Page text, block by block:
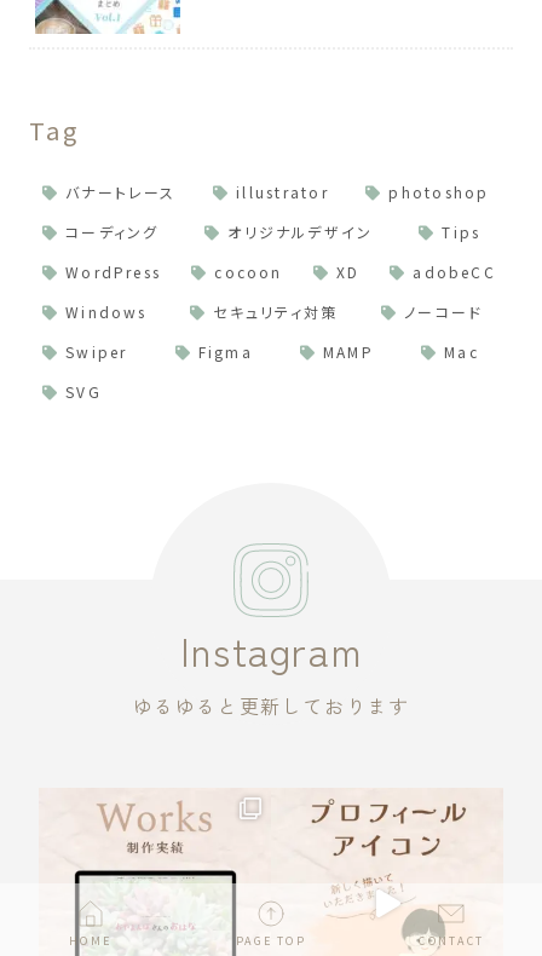
Tag
バナートレース illustrator
photoshop
コーディング
オリジナルデザイン
Tips
WordPress
cocoon XD
adobeCC
Windows
セキュリティ対策
ノーコード
Swiper
Figma MAMP
Mac
SVG
Instagram
ゆるゆると更新しております
HOME PAGE TOP CONTACT